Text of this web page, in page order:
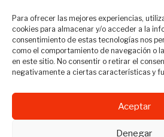
Para ofrecer las mejores experiencias,
cookies para almacenar y/o acceder a la
consentimiento de estas tecnologías nos
como el comportamiento de navegación o
en este sitio. No consentir o retirar el
negativamente a ciertas características y
Aceptar
Denegar
Revista Travel Manager ©